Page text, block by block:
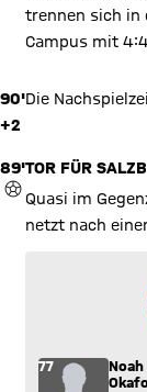
trennen sich in
Campus mit
90'
+2
Die
89'
TOR
TOR FÜR
Quasi im
netzt nach
77
Noah